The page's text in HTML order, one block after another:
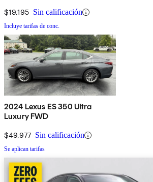
$19,195 Sin calificación
Incluye tarifas de conc.
2024 Lexus ES 350 Ultra
Luxury FWD
$49,977 Sin calificación
Se aplican tarifas